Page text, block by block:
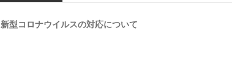
新型コロナウイルスの対応について